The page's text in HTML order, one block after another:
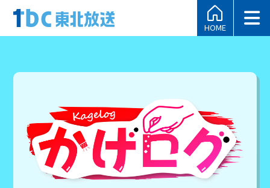
HOME